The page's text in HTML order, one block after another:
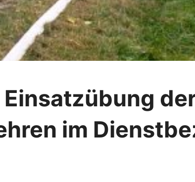
im